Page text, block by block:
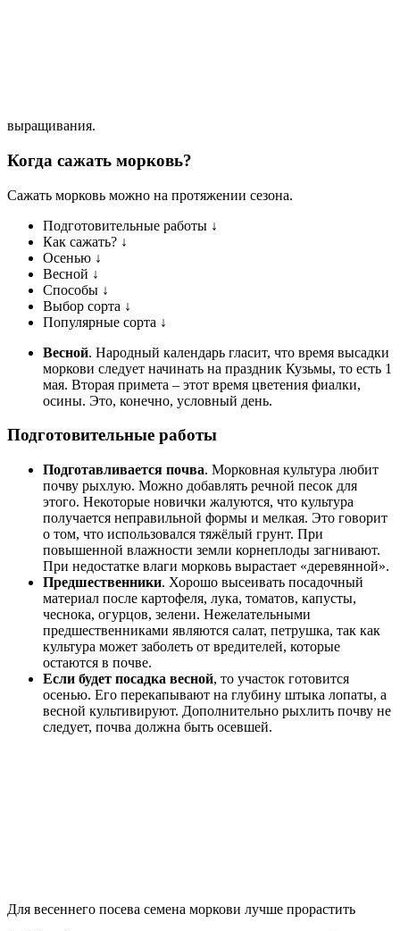
выращивания.
Когда сажать морковь?
Сажать морковь можно на протяжении сезона.
Подготовительные работы ↓
Как сажать? ↓
Осенью ↓
Весной ↓
Способы ↓
Выбор сорта ↓
Популярные сорта ↓
Весной. Народный календарь гласит, что время высадки
моркови следует начинать на праздник Кузьмы, то есть 1
мая. Вторая примета – этот время цветения фиалки,
осины. Это, конечно, условный день.
Подготовительные работы
Подготавливается почва. Морковная культура любит
почву рыхлую. Можно добавлять речной песок для
этого. Некоторые новички жалуются, что культура
получается неправильной формы и мелкая. Это говорит
о том, что использовался тяжёлый грунт. При
повышенной влажности земли корнеплоды загнивают.
При недостатке влаги морковь вырастает «деревянной».
Предшественники. Хорошо высеивать посадочный
материал после картофеля, лука, томатов, капусты,
чеснока, огурцов, зелени. Нежелательными
предшественниками являются салат, петрушка, так как
культура может заболеть от вредителей, которые
остаются в почве.
Если будет посадка весной, то участок готовится
осенью. Его перекапывают на глубину штыка лопаты, а
весной культивируют. Дополнительно рыхлить почву не
следует, почва должна быть осевшей.
Для весеннего посева семена моркови лучше прорастить